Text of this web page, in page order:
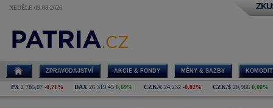
NEDĚLE 09.08.2026
ZPRAVODAJSTVÍ AKCIE & FONDY MĚNY & SAZBY
PX 2 785,07 -0,71% DAX 26 319,45 0,69% CZK/€ 24,232 -0,02% CZK/$ 20,966 0,00%